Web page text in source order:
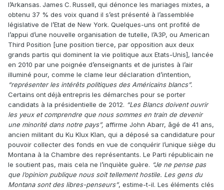
l’Arkansas. James C. Russell, qui dénonce les mariages mixtes, a
obtenu 37 % des voix quand il s’est présenté à l’assemblée
législative de l’Etat de New York. Quelques-uns ont profité de
l’appui d’une nouvelle organisation de tutelle, l’A3P, ou American
Third Position [une position tierce, par opposition aux deux
grands partis qui dominent la vie politique aux Etats-Unis], lancée
en 2010 par une poignée d’enseignants et de juristes à l’air
illuminé pour, comme le clame leur déclaration d’intention,
“représenter les intérêts politiques des Américains blancs”.
Certains ont déjà entrepris les démarches pour se porter
candidats à la présidentielle de 2012. “Les Blancs doivent ouvrir
les yeux et comprendre que nous sommes en train de devenir
une minorité dans notre pays”, affirme John Abarr, âgé de 41 ans,
ancien militant du Ku Klux Klan, qui a déposé sa candidature pour
pouvoir collecter des fonds en vue de conquérir l’unique siège du
Montana à la Chambre des représentants. Le Parti républicain ne
le soutient pas, mais cela ne l’inquiète guère. “Je ne pense pas
que l’opinion publique nous soit tellement hostile. Les gens du
Montana sont des libres-penseurs”, estime-t-il. Les éléments clés